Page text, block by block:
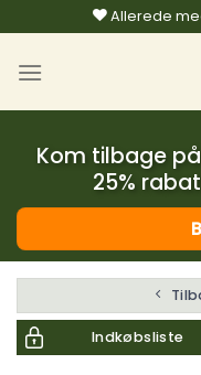
til
indhold
Allerede
Kom tilbage
25%
Indkøbsliste